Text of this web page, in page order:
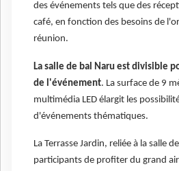
des événements tels que des
café, en fonction des besoins de
réunion.
La salle de bal Naru est divisible
de l'événement. La surface de 9
multimédia LED élargit les
d'événements thématiques.
La Terrasse Jardin, reliée à la salle
participants de profiter du grand